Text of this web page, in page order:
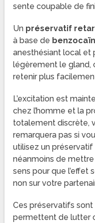
sente coupable de
Un préservatif
à base de
anesthésiant local et
légèrement le gland,
retenir plus
L’excitation est
chez l’homme et la
totalement discrète,
remarquera pas si
utilisez un
néanmoins de
sens pour que l’effet
non sur votre
Ces préservatifs sont
permettent de lutter